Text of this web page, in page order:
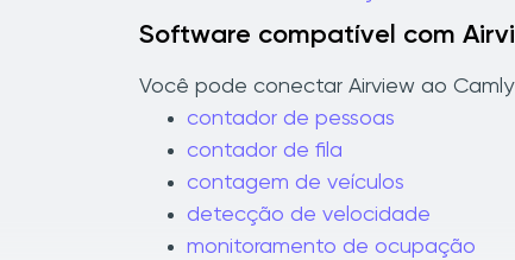
Software compatível com
Você pode conectar Airview ao
contador de pessoas
contador de fila
contagem de veículos
detecção de velocidade
monitoramento de ocupação